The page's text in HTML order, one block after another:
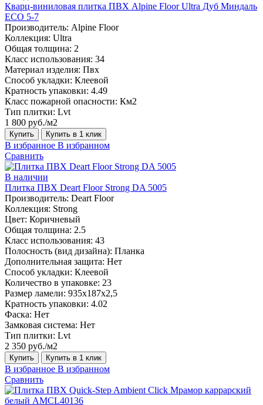
Кварц-виниловая плитка ПВХ Alpine Floor Ultra Дуб Миндаль
ECO 5-7
Производитель: Alpine Floor
Коллекция: Ultra
Общая толщина: 2
Класс использования: 34
Материал изделия: Пвх
Способ укладки: Клеевой
Кратность упаковки: 4.49
Класс пожарной опасности: Км2
Тип плитки: Lvt
1 800 руб./м2
Купить Купить в 1 клик
В избранное В избранном
Сравнить
В наличии
Плитка ПВХ Deart Floor Strong DA 5005
Производитель: Deart Floor
Коллекция: Strong
Цвет: Коричневый
Общая толщина: 2.5
Класс использования: 43
Полосность (вид дизайна): Планка
Дополнительная защита: Нет
Способ укладки: Клеевой
Количество в упаковке: 23
Размер ламели: 935х187х2,5
Кратность упаковки: 4.02
Фаска: Нет
Замковая система: Нет
Тип плитки: Lvt
2 350 руб./м2
Купить Купить в 1 клик
В избранное В избранном
Сравнить